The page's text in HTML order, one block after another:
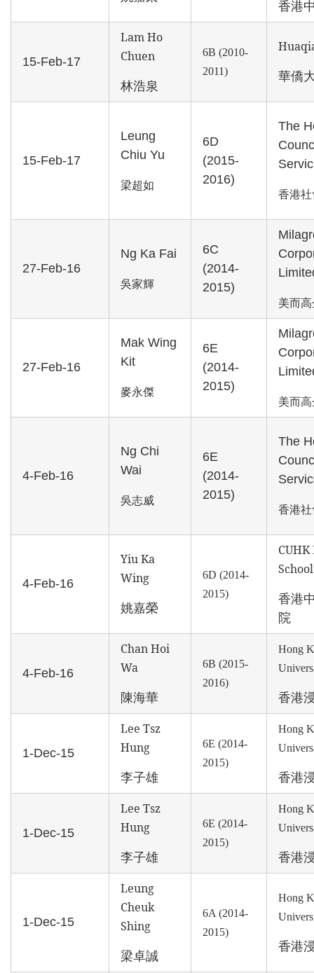
香港
15-Feb-17
Lam Ho
Chuen
林浩泉
6B (2010-
2011)
華僑
15-Feb-17
Leung
Chiu Yu
梁超如
6D
(2015-
2016)
The
香港
27-Feb-16
Ng Ka Fai
吳家輝
6C
(2014-
2015)
美而
27-Feb-16
Mak Wing
Kit
麥永傑
6E
(2014-
2015)
美而
4-Feb-16
Ng Chi
Wai
吳志威
6E
(2014-
2015)
The
香港
4-Feb-16
Yiu Ka
Wing
姚嘉榮
6D (2014-
2015)
CUHK
School
香港
院
4-Feb-16
Chan Hoi
Wa
陳海華
6B (2015-
2016)
Hong
香港
1-Dec-15
Lee Tsz
Hung
李子雄
6E (2014-
2015)
Hong
香港
1-Dec-15
Lee Tsz
Hung
李子雄
6E (2014-
2015)
Hong
香港
1-Dec-15
Leung
Cheuk
Shing
梁卓誠
6A (2014-
2015)
Hong
香港